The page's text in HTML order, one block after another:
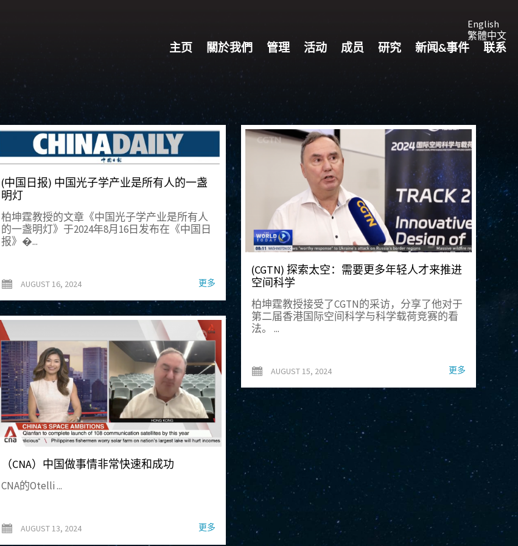
English
繁體中文
主页 關於我們 管理 活动 成员 研究 新闻&事件 联系
(中国日报) 中国光子学产业是所有人的一盏
明灯
柏坤霆教授的文章《中国光子学产业是所有人
的一盏明灯》于2024年8月16日发布在《中国日
报》�...
AUGUST 16, 2024 更多
(CGTN) 探索太空：需要更多年轻人才来推进
空间科学
柏坤霆教授接受了CGTN的采访，分享了他对于
第二届香港国际空间科学与科学载荷竞赛的看
法。 ...
AUGUST 15, 2024 更多
（CNA）中国做事情非常快速和成功
CNA的Otelli ...
AUGUST 13, 2024 更多